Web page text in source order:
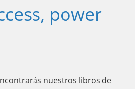
power
nuestros libros de